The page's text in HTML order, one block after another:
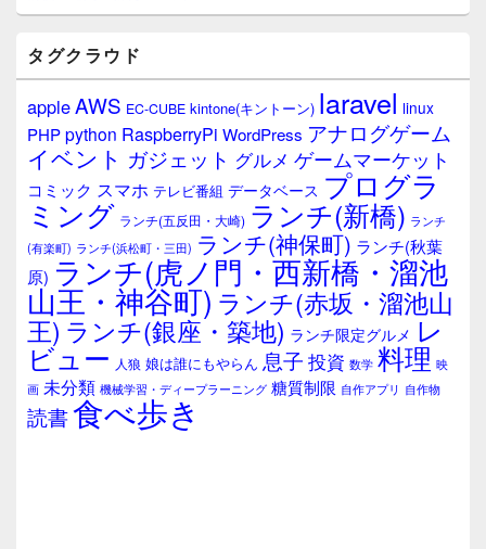
o
o
k
イ
ウ
ィ
ジ
ェ
ア
タグクラウド
appleAWS EC-CUBE kintone(キントーン) laravel linux
PHPpython RaspberryPi WordPress アナログゲーム
イベント ガジェット グルメ ゲームマーケット
コミック スマホ テレビ番組 データベース プログラ
ミング ランチ(五反田・大崎) ランチ(新橋) ランチ
(有楽町) ランチ(浜松町・三田) ランチ(神保町) ランチ(秋葉
原) ランチ(虎ノ門・西新橋・溜池
山王・神谷町) ランチ(赤坂・溜池山
王) ランチ(銀座・築地) ランチ限定グルメ レ
ビュー 人狼 娘は誰にもやらん 息子 投資 数学 料理 映
画 未分類 機械学習・ディープラーニング 糖質制限 自作アプリ 自作物
読書食べ歩き